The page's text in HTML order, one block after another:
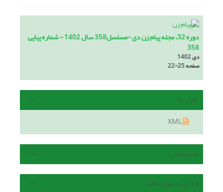
دوره 32، مجله پیام زن دی -مسلسل358 سال 1402 - شماره پیاپی
358
دی 1402
صفحه22-25
فایل ها
هم رسانی
ارجاع به این مقاله